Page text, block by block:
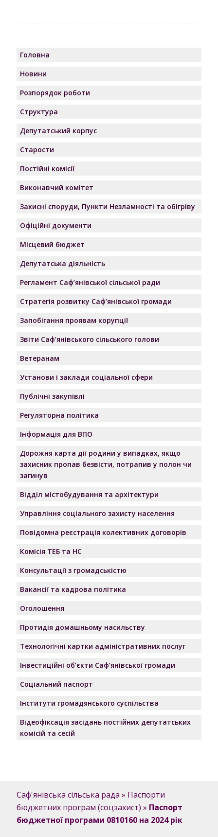
Головна
Новини
Розпорядок роботи
Структура
Депутатський корпус
Старости
Постійні комісії
Виконавчий комітет
Захисні споруди, Пункти Незламності та обігріву
Офіційні документи
Місцевий бюджет
Депутатська діяльність
Регламент Саф’янівської сільської ради
Стратегія розвитку Саф’янівської громади
Запобігання проявам корупції
Звіти Саф’янівського сільського голови
Ветеранам
Установи і заклади соціальної сфери
Публічні закупівлі
Регуляторна політика
Інформація для ВПО
Дорожня карта дії родини у випадках, якщо
захисник пропав безвісти, потрапив у полон чи
загинув
Відділ містобудування та архітектури
Управління соціального захисту населення
Повідомна реєстрація колективних договорів
Комісія ТЕБ та НС
Консультації з громадськістю
Вакансії та кадрова політика
Оголошення
Протидія домашньому насильству
Технологічні картки адміністративних послуг
Інвестиційні об’єкти Саф’янівської громади
Соціальний паспорт
Інститути громадянського суспільства
Відеофіксація засідань постійних депутатських
комісій та сесій
Саф'янівська сільська рада » Паспорти
бюджетних програм (соцзахист) » Паспорт
бюджетної програми 0810160 на 2024 рік